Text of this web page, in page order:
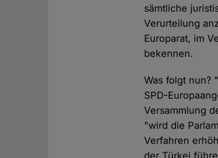
sämtliche
Verurteilung
Europarat, im
bekennen.
Was folgt nun?
SPD-
Versammlung
"wird die
Verfahren